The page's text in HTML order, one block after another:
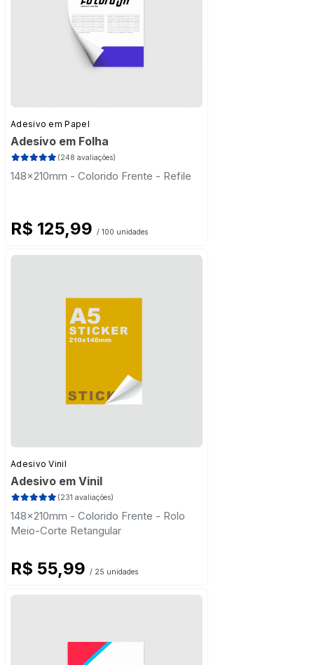
Adesivo em Papel
Adesivo em Folha
(248 avaliações)
148x210mm - Colorido Frente - Refile
R$ 125,99 / 100 unidades
Adesivo Vinil
Adesivo em Vinil
(231 avaliações)
148x210mm - Colorido Frente - Rolo
Meio-Corte Retangular
R$ 55,99 / 25 unidades